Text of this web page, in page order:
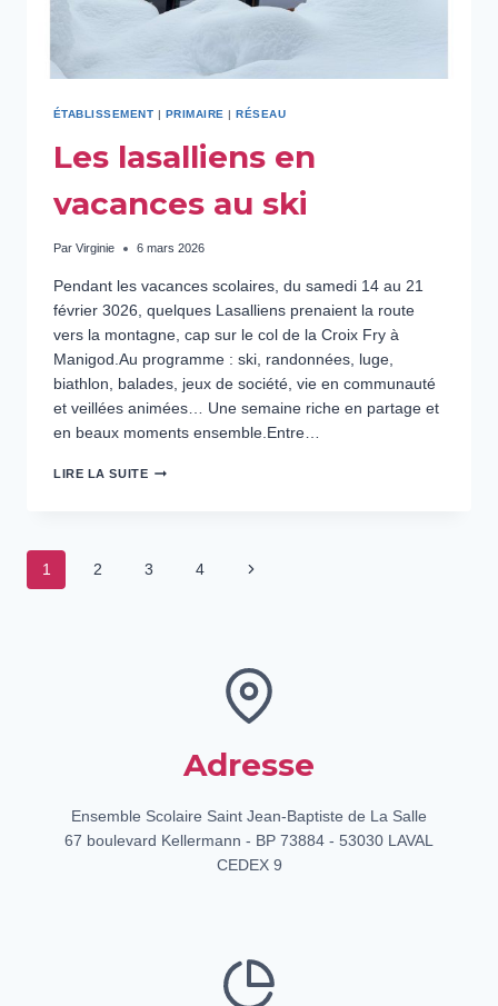
ÉTABLISSEMENT | PRIMAIRE |RÉSEAU
Les lasalliens en
vacances au ski
Par Virginie 6 mars 2026
Pendant les vacances scolaires, du samedi 14 au 21
février 3026, quelques Lasalliens prenaient la route
vers la montagne, cap sur le col de la Croix Fry à
Manigod.Au programme : ski, randonnées, luge,
biathlon, balades, jeux de société, vie en communauté
et veillées animées… Une semaine riche en partage et
en beaux moments ensemble.Entre…
LIRE LA SUITELES
SKI
Navigation
1 2 3 4
Page
Adresse
Ensemble Scolaire Saint Jean-Baptiste de La Salle
67 boulevard Kellermann - BP 73884 - 53030 LAVAL
CEDEX 9